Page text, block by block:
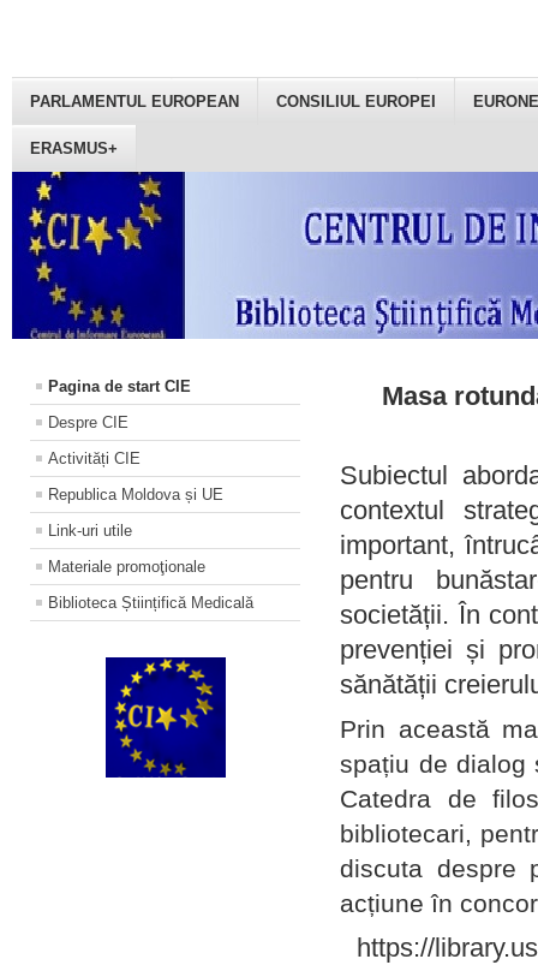
PARLAMENTUL EUROPEAN CONSILIUL EUROPEI
ERASMUS+
Pagina de start CIE
Despre CIE
Activități CIE
Republica Moldova și UE
Link-uri utile
Materiale promoţionale
Biblioteca Științifică Medicală
Masa
Subiectul
contextul
important,
pentru
societății. În
prevenției și
sănătății
Prin această
spațiu de dialog
Catedra de
bibliotecari,
discuta despre
acțiune în
https://